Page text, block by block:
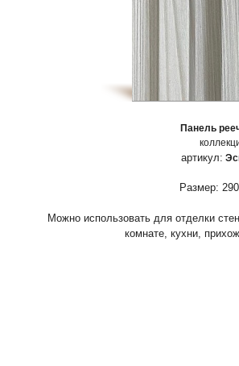
Панель
артикул:
Размер:
Можно использовать для отделки
комнате, кухни,